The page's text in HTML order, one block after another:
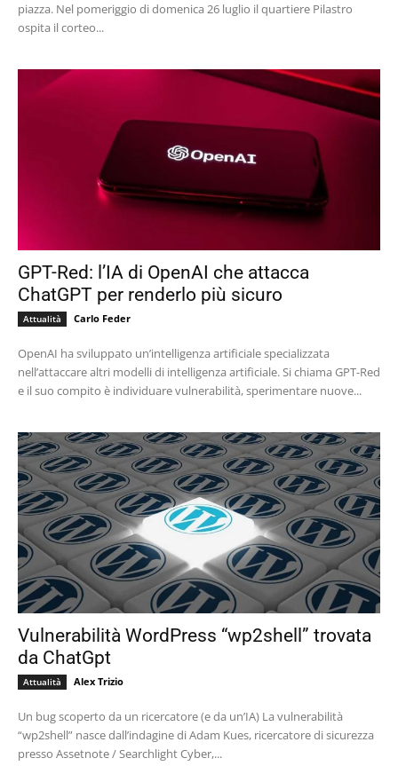
piazza. Nel pomeriggio di domenica 26 luglio il quartiere Pilastro
ospita il corteo...
GPT-Red: l’IA di OpenAI che attacca
ChatGPT per renderlo più sicuro
Attualità Carlo Feder
OpenAI ha sviluppato un’intelligenza artificiale specializzata
nell’attaccare altri modelli di intelligenza artificiale. Si chiama GPT-Red
e il suo compito è individuare vulnerabilità, sperimentare nuove...
Vulnerabilità WordPress “wp2shell” trovata
da ChatGpt
Attualità Alex Trizio
Un bug scoperto da un ricercatore (e da un’IA) La vulnerabilità
“wp2shell” nasce dall’indagine di Adam Kues, ricercatore di sicurezza
presso Assetnote / Searchlight Cyber,...